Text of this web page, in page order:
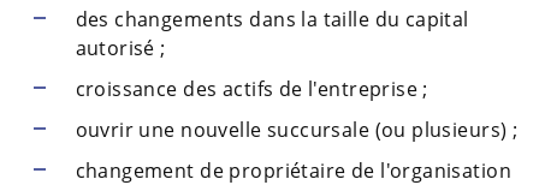
des changements dans la taille du capital
autorisé ;
croissance des actifs de l'entreprise ;
ouvrir une nouvelle succursale (ou plusieurs) ;
changement de propriétaire de l'organisation